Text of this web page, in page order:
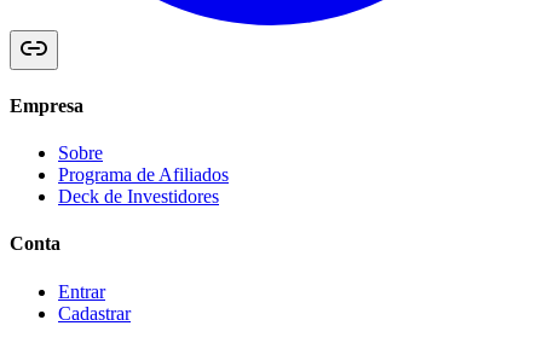
Empresa
Sobre
Programa de Afiliados
Deck de Investidores
Conta
Entrar
Cadastrar